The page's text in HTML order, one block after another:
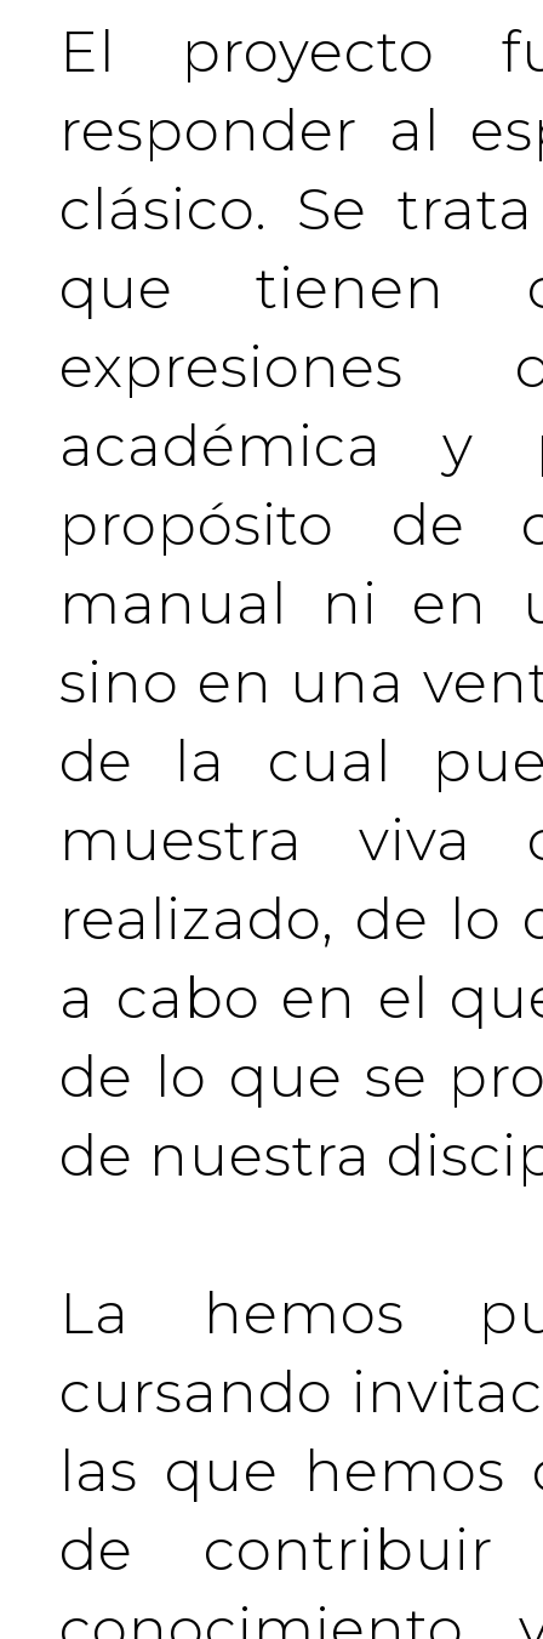
El proyecto
responder al
clásico. Se
que tienen
académica y
propósito de
manual ni en
sino en una
de la cual
muestra
realizado, de lo
a cabo en el
de lo que se
de nuestra
La hemos
cursando
las que hemos
de contribuir